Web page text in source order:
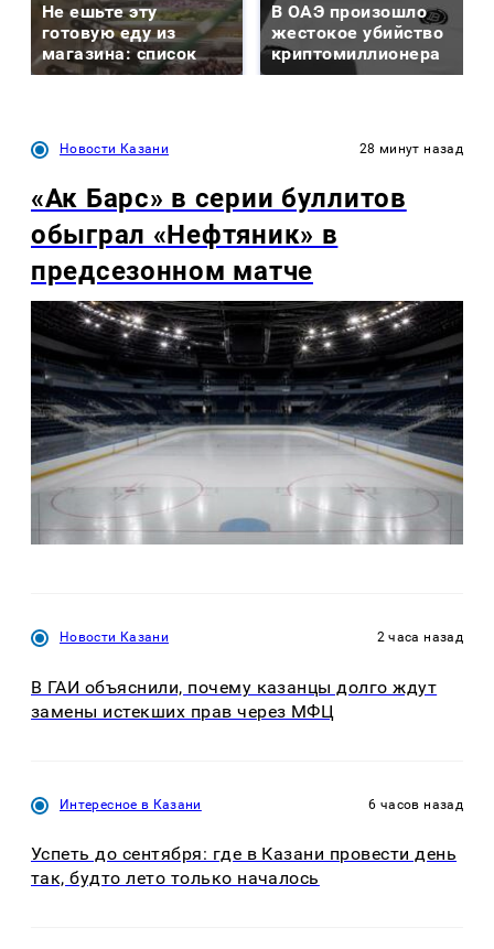
Не ешьте эту
готовую еду из
магазина: список
В ОАЭ произошло
жестокое убийство
криптомиллионера
Новости Казани 28 минут назад
«Ак Барс» в серии буллитов
обыграл «Нефтяник» в
предсезонном матче
Новости Казани 2 часа назад
В ГАИ объяснили, почему казанцы долго ждут
замены истекших прав через МФЦ
Интересное в Казани 6 часов назад
Успеть до сентября: где в Казани провести день
так, будто лето только началось